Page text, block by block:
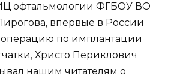
офтальмологии ФГБОУ ВО
впервые в России
по имплантации
Христо Периклович
нашим читателям о